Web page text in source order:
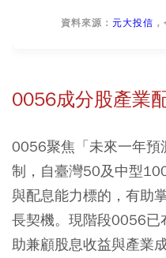
資料來源： 元大投信
0056成分股產業
0056聚焦「未來一年預
制，自臺灣50及中型
與配息能力標的，有助
長契機。現階段0056已
助兼顧股息收益與產業成